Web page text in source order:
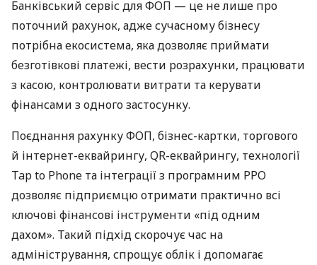
Банківський сервіс для ФОП — це не лише про
поточний рахунок, адже сучасному бізнесу
потрібна екосистема, яка дозволяє приймати
безготівкові платежі, вести розрахунки, працювати
з касою, контролювати витрати та керувати
фінансами з одного застосунку.
Поєднання рахунку ФОП, бізнес-картки, торгового
й інтернет-еквайрингу, QR-еквайрингу, технології
Tap to Phone та інтеграції з програмним РРО
дозволяє підприємцю отримати практично всі
ключові фінансові інструменти «під одним
дахом». Такий підхід скорочує час на
адміністрування, спрощує облік і допомагає